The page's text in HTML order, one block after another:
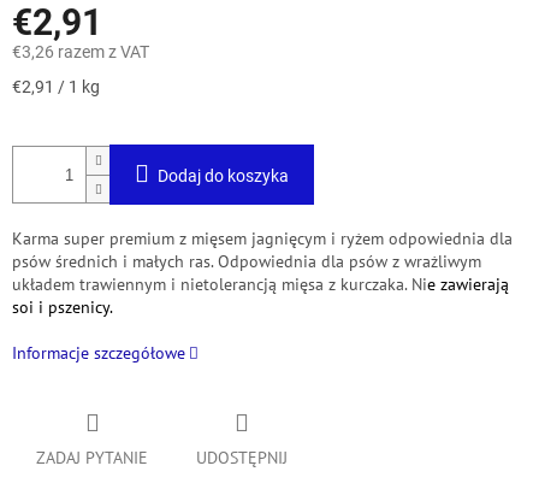
€2,91
€3,26 razem z VAT
Cena
€2,91 / 1 kg
Dodaj do koszyka
Karma super premium z mięsem jagnięcym i ryżem odpowiednia dla
psów średnich i małych ras. Odpowiednia dla psów z wrażliwym
układem trawiennym i nietolerancją mięsa z kurczaka.Nie zawierają
soi i pszenicy.
Informacje szczegółowe
ZADAJ PYTANIE UDOSTĘPNIJ